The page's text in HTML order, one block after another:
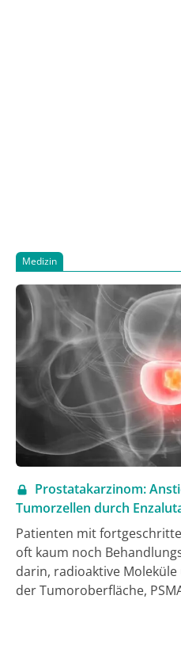
Medizin
Prostatakarzinom:
Tumorzellen durch
Medikamentenwirkung
Patienten mit
oft kaum noch
darin, radioaktive
der Tumoroberfläche,
Nuklearmediziner haben